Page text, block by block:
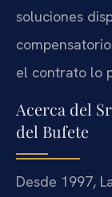
soluciones
el contrato lo
Acerca del
del Bufete
Desde 1997,